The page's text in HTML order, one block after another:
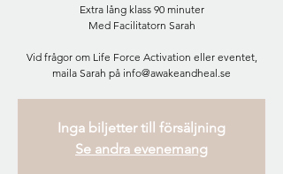
Extra lång klass 90 minuter
Med Facilitatorn Sarah
Vid frågor om Life Force Activation eller eventet,
maila Sarah på info@awakeandheal.se
Inga biljetter till försäljning
Se andra evenemang